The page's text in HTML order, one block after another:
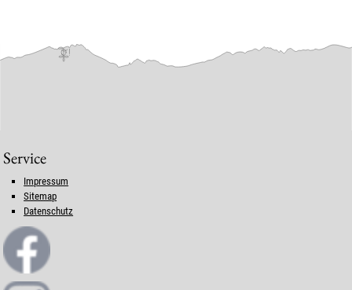
Service
Impressum
Sitemap
Datenschutz